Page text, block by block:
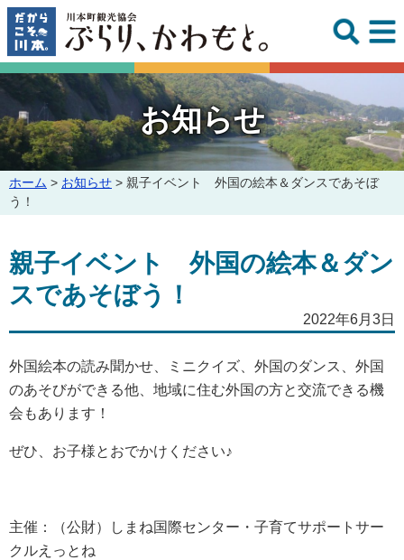
このページの本文へ
お知らせ
こ
の
ジ
の
位
ホーム > お知らせ > 親子イベント 外国の絵本＆ダンスであそぼ
う！
親子イベント 外国の絵本＆ダン
スであそぼう！
2022年6月3日
外国絵本の読み聞かせ、ミニクイズ、外国のダンス、外国
のあそびができる他、地域に住む外国の方と交流できる機
会もあります！
ぜひ、お子様とおでかけください♪
主催：（公財）しまね国際センター・子育てサポートサー
クルえっとね